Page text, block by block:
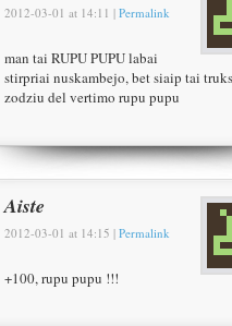
2012-03-01 at 14:11 | Permalink
man tai RUPU PUPU labai
stirpriai nuskambejo, bet siaip tai
zodziu del vertimo rupu pupu
Aiste
2012-03-01 at 14:15 | Permalink
+100, rupu pupu !!!